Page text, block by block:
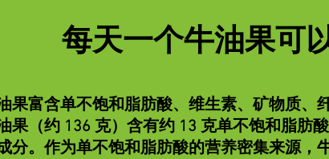
每天一个牛油果可
果富含单不饱和脂肪酸、维生素、矿物质、
果（约 136 克）含有约 13 克单不饱和脂肪
分。作为单不饱和脂肪酸的营养密集来源，